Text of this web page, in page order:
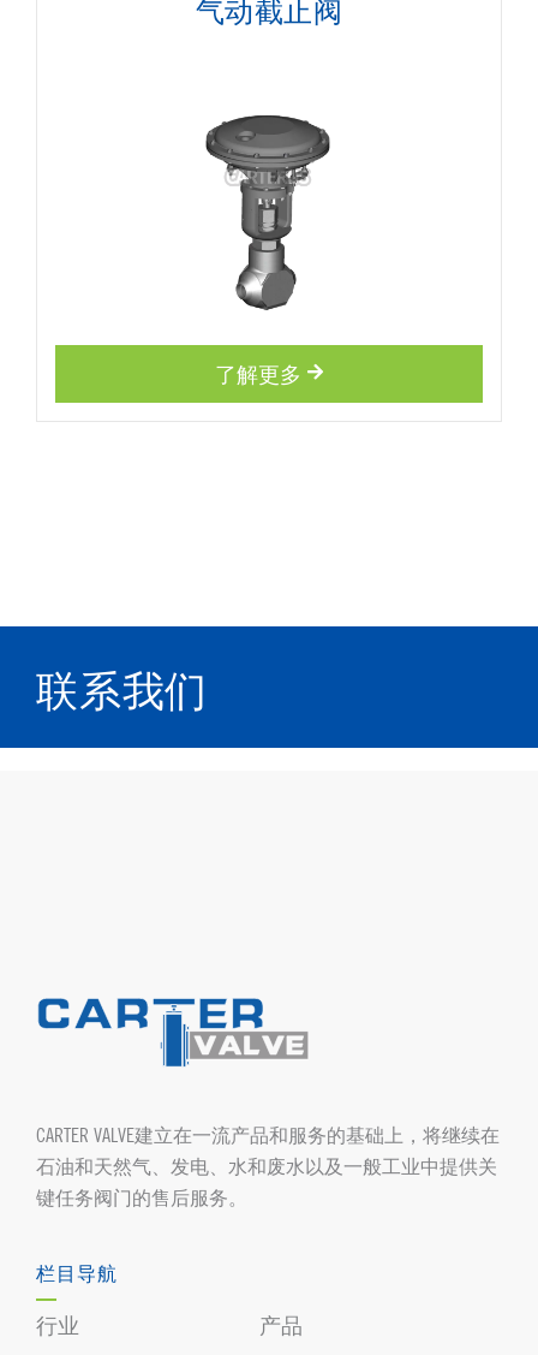
气动截止阀
了解更多
联系我们
CARTER VALVE建立在一流产品和服务的基础上，将继续在
石油和天然气、发电、水和废水以及一般工业中提供关
键任务阀门的售后服务。
栏目导航
行业 产品